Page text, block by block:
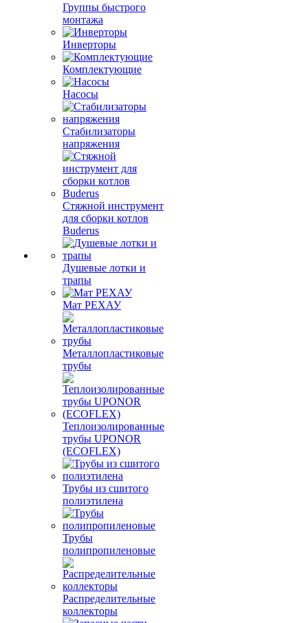
Группы быстрого
монтажа
Инверторы
Комплектующие
Насосы
Стабилизаторы
напряжения
Стяжной инструмент
для сборки котлов
Buderus
Душевые лотки и
трапы
Мат РЕХАУ
Металлопластиковые
трубы
Теплоизолированные
трубы UPONOR
(ECOFLEX)
Трубы из сшитого
полиэтилена
Трубы
полипропиленовые
Распределительные
коллекторы